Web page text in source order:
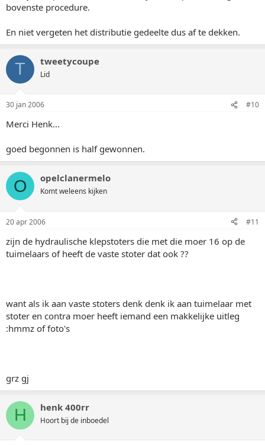
bovenste procedure.
En niet vergeten het distributie gedeelte dus af te dekken.
T tweetycoupe
Lid
30 jan 2006 #10
Merci Henk...
goed begonnen is half gewonnen.
O opelclanermelo
Komt weleens kijken
20 apr 2006 #11
zijn de hydraulische klepstoters die met die moer 16 op de
tuimelaars of heeft de vaste stoter dat ook ??
want als ik aan vaste stoters denk denk ik aan tuimelaar met
stoter en contra moer heeft iemand een makkelijke uitleg
:hmmz of foto's
grz gj
H henk 400rr
Hoort bij de inboedel